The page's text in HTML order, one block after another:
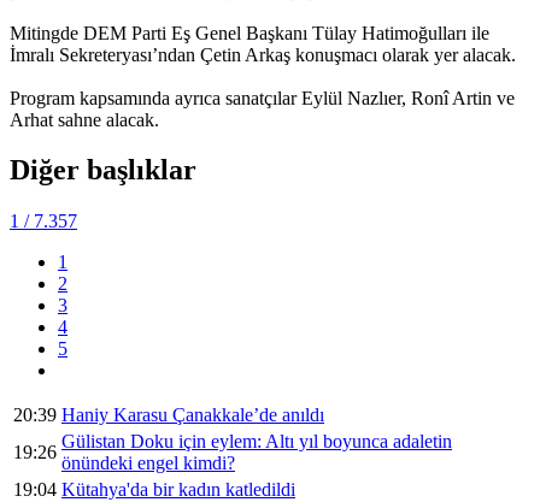
Mitingde DEM Parti Eş Genel Başkanı Tülay Hatimoğulları ile
İmralı Sekreteryası’ndan Çetin Arkaş konuşmacı olarak yer alacak.
Program kapsamında ayrıca sanatçılar Eylül Nazlıer, Ronî Artin ve
Arhat sahne alacak.
Diğer başlıklar
1 / 7.357
1
2
3
4
5
20:39 Haniy Karasu Çanakkale’de anıldı
19:26
Gülistan Doku için eylem: Altı yıl boyunca adaletin
önündeki engel kimdi?
19:04 Kütahya'da bir kadın katledildi